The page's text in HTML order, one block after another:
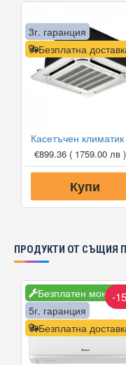
Безплатна
3г. гаранция
€899.36 ( 1759.00 лв )
Купи
ПРОДУКТИ ОТ СЪЩИЯ
Безплатен монтаж
Безплатна
5г. гаранция
-